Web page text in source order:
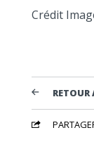
Crédit
RETOUR